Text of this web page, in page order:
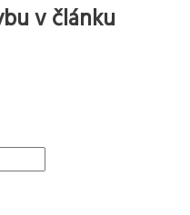
v článku